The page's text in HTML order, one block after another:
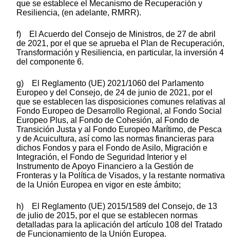
que se establece el Mecanismo de Recuperación y
Resiliencia, (en adelante, RMRR).
f) El Acuerdo del Consejo de Ministros, de 27 de abril
de 2021, por el que se aprueba el Plan de Recuperación,
Transformación y Resiliencia, en particular, la inversión 4
del componente 6.
g) El Reglamento (UE) 2021/1060 del Parlamento
Europeo y del Consejo, de 24 de junio de 2021, por el
que se establecen las disposiciones comunes relativas al
Fondo Europeo de Desarrollo Regional, al Fondo Social
Europeo Plus, al Fondo de Cohesión, al Fondo de
Transición Justa y al Fondo Europeo Marítimo, de Pesca
y de Acuicultura, así como las normas financieras para
dichos Fondos y para el Fondo de Asilo, Migración e
Integración, el Fondo de Seguridad Interior y el
Instrumento de Apoyo Financiero a la Gestión de
Fronteras y la Política de Visados, y la restante normativa
de la Unión Europea en vigor en este ámbito;
h) El Reglamento (UE) 2015/1589 del Consejo, de 13
de julio de 2015, por el que se establecen normas
detalladas para la aplicación del artículo 108 del Tratado
de Funcionamiento de la Unión Europea.